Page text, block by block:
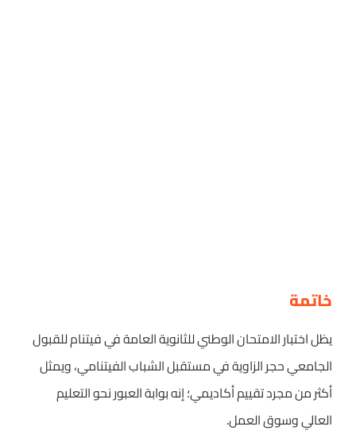
خاتمة
يظل اختبار الامتحان الوطني للثانوية العامة في فيتنام للقبول
الجامعي حجر الزاوية في مستقبل الشباب الفيتنامي، ويمثل
أكثر من مجرد تقييم أكاديمي؛ إنه بوابة العبور نحو التعليم
العالي وسوق العمل.